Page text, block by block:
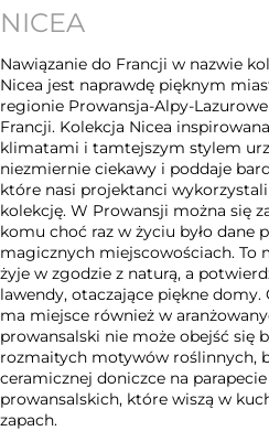
NICEA
Nawiązanie do Francji w nazwie
Nicea jest naprawdę pięknym
regionie Prowansja-Alpy-
Francji. Kolekcja Nicea
klimatami i tamtejszym stylem
niezmiernie ciekawy i poddaje
które nasi projektanci
kolekcję. W Prowansji można się
komu choć raz w życiu było dane
magicznych miejscowościach. To
żyje w zgodzie z naturą, a
lawendy, otaczające piękne
ma miejsce również w
prowansalski nie może obejść się
rozmaitych motywów roślinnych,
ceramicznej doniczce na
prowansalskich, które wiszą w
zapach.